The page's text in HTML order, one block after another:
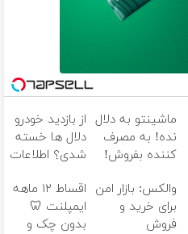
ماشینتو به دلال
نده! به مصرف
کننده بفروش!
یک تماس
از بازدید خودرو
دلال ها خسته
شدی؟ اطلاعات
اینجا ثبت کن
والکس: بازار امن
برای خرید و
فروش
اقساط ۱۲ ماهه
ایمپلنت 🦷
بدون چک و